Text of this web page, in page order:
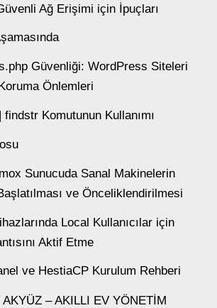
Ağ Erişimi için İpuçları
Güvenliği: WordPress Siteleri
Önlemleri
Komutunun Kullanımı
Sunucuda Sanal Makinelerin
ve Önceliklendirilmesi
Local Kullanıcılar için
Aktif Etme
ve HestiaCP Kurulum Rehberi
AKYÜZ – AKILLI EV YÖNETİM